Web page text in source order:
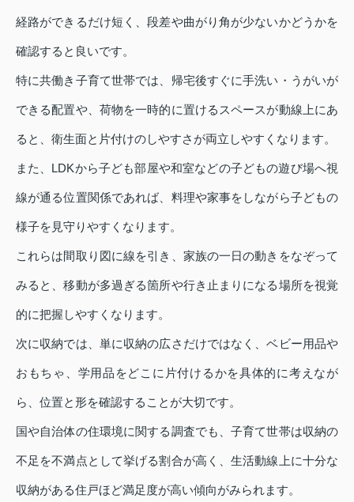
経路ができるだけ短く、段差や曲がり角が少ないかどうかを
確認すると良いです。
特に共働き子育て世帯では、帰宅後すぐに手洗い・うがいが
できる配置や、荷物を一時的に置けるスペースが動線上にあ
ると、衛生面と片付けのしやすさが両立しやすくなります。
また、LDKから子ども部屋や和室などの子どもの遊び場へ視
線が通る位置関係であれば、料理や家事をしながら子どもの
様子を見守りやすくなります。
これらは間取り図に線を引き、家族の一日の動きをなぞって
みると、移動が多過ぎる箇所や行き止まりになる場所を視覚
的に把握しやすくなります。
次に収納では、単に収納の広さだけではなく、ベビー用品や
おもちゃ、学用品をどこに片付けるかを具体的に考えなが
ら、位置と形を確認することが大切です。
国や自治体の住環境に関する調査でも、子育て世帯は収納の
不足を不満点として挙げる割合が高く、生活動線上に十分な
収納がある住戸ほど満足度が高い傾向がみられます。